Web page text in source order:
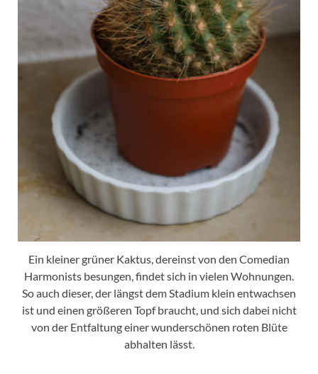
Ein kleiner grüner Kaktus, dereinst von den Comedian
Harmonists besungen, findet sich in vielen Wohnungen.
So auch dieser, der längst dem Stadium klein entwachsen
ist und einen größeren Topf braucht, und sich dabei nicht
von der Entfaltung einer wunderschönen roten Blüte
abhalten lässt.